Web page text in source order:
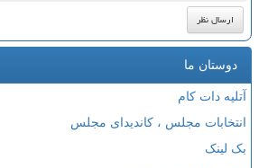
دوستان ما
آتلیه دات کام
انتخابات مجلس ، کاندیدای مجلس
بک لینک